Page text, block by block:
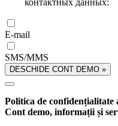
контактных данных:
E-mail
SMS/MMS
DESCHIDE CONT DEMO »
Politica de
Cont demo, informații și